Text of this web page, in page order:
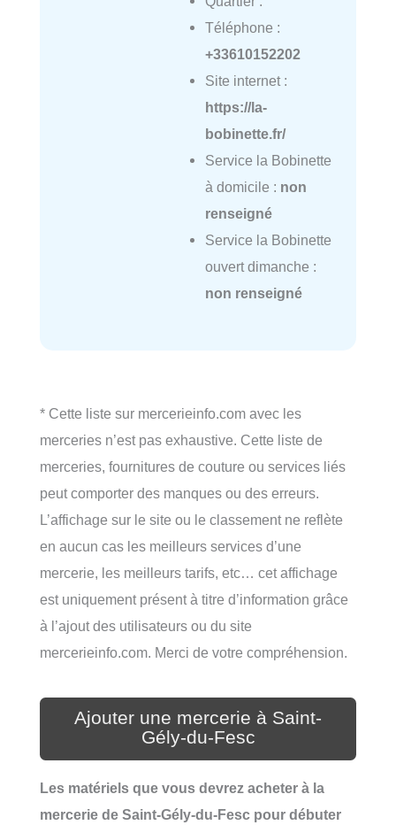
Téléphone :
+33610152202
Site internet :
https://la-
bobinette.fr/
Service la Bobinette
à domicile : non
renseigné
Service la Bobinette
ouvert dimanche :
non renseigné
* Cette liste sur mercerieinfo.com avec les
merceries n’est pas exhaustive. Cette liste de
merceries, fournitures de couture ou services liés
peut comporter des manques ou des erreurs.
L’affichage sur le site ou le classement ne reflète
en aucun cas les meilleurs services d’une
mercerie, les meilleurs tarifs, etc… cet affichage
est uniquement présent à titre d’information grâce
à l’ajout des utilisateurs ou du site
mercerieinfo.com. Merci de votre compréhension.
Ajouter une mercerie à Saint-
Gély-du-Fesc
Les matériels que vous devrez acheter à la
mercerie de Saint-Gély-du-Fesc pour débuter